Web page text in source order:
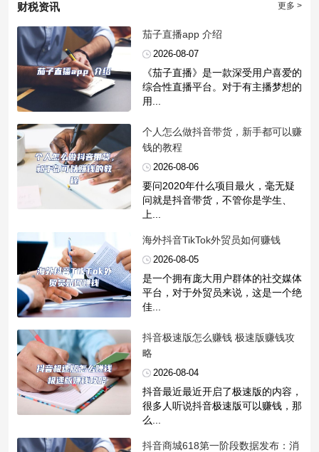
更多 >
财税资讯
​茄子直播app 介绍
2026-08-07
《茄子直播》是一款深受用户喜爱的
综合性直播平台。对于有主播梦想的
用...
​个人怎么做抖音带货，新手都可以赚
钱的教程
2026-08-06
要问2020年什么项目最火，毫无疑
问就是抖音带货，不管你是学生、
上...
​海外抖音TikTok外贸员如何赚钱
2026-08-05
是一个拥有庞大用户群体的社交媒体
平台，对于外贸员来说，这是一个绝
佳...
​抖音极速版怎么赚钱 极速版赚钱攻
略
2026-08-04
抖音最近最近开启了极速版的内容，
很多人听说抖音极速版可以赚钱，那
么...
​抖音商城618第一阶段数据发布：消